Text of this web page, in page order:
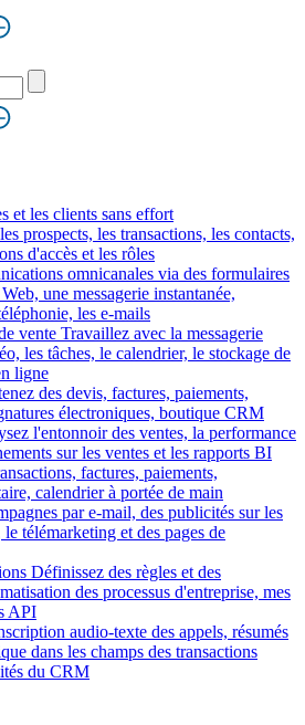
et les clients sans effort
prospects, les transactions, les contacts,
d'accès et les rôles
omnicanales via des formulaires
une messagerie instantanée,
les e-mails
vente Travaillez avec la messagerie
les tâches, le calendrier, le stockage de
ligne
des devis, factures, paiements,
électroniques, boutique CRM
l'entonnoir des ventes, la performance
sur les ventes et les rapports BI
factures, paiements,
calendrier à portée de main
par e-mail, des publicités sur les
télémarketing et des pages de
Définissez des règles et des
des processus d'entreprise, mes
API
audio-texte des appels, résumés
dans les champs des transactions
du CRM